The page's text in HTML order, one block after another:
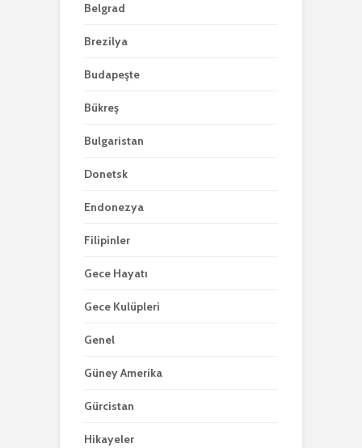
Belgrad
Brezilya
Budapeşte
Bükreş
Bulgaristan
Donetsk
Endonezya
Filipinler
Gece Hayatı
Gece Kulüpleri
Genel
Güney Amerika
Gürcistan
Hikayeler